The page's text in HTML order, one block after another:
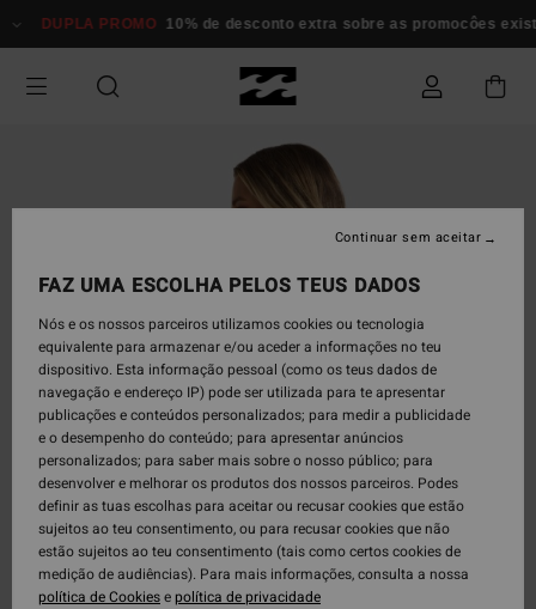
para
informação
DUPLA PROMO 10% de desconto extra sobre as promocôes
FAZ UMA ESCOLHA PELOS TEUS DADOS
Nós e os nossos parceiros utilizamos cookies ou tecnologia
equivalente para armazenar e/ou aceder a informações no teu
dispositivo. Esta informação pessoal (como os teus dados de
navegação e endereço IP) pode ser utilizada para te apresentar
publicações e conteúdos personalizados; para medir a publicidade
e o desempenho do conteúdo; para apresentar anúncios
personalizados; para saber mais sobre o nosso público; para
desenvolver e melhorar os produtos dos nossos parceiros. Podes
definir as tuas escolhas para aceitar ou recusar cookies que estão
sujeitos ao teu consentimento, ou para recusar cookies que não
estão sujeitos ao teu consentimento (tais como certos cookies de
medição de audiências). Para mais informações, consulta a nossa
política de Cookiesepolítica de privacidade
Continuar sem aceitar